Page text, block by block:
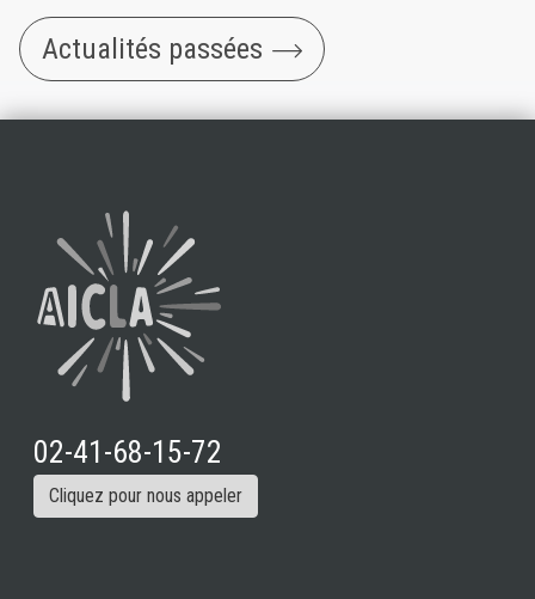
Actualités passées
02-41-68-15-72
Cliquez pour nous appeler